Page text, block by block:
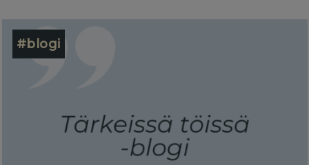
#blogi